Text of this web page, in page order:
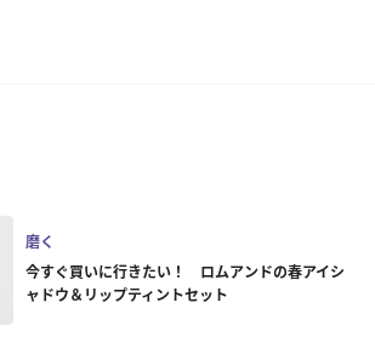
磨く
今すぐ買いに行きたい！ ロムアンドの春アイシ
ャドウ＆リップティントセット